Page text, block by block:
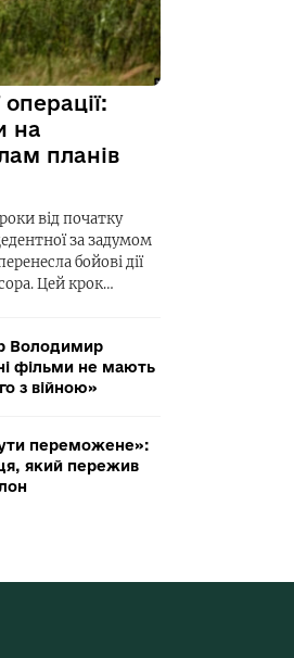
на
планів
від початку
за задумом
бойові дії
Цей крок…
Володимир
фільми не мають
з війною»
переможене»:
який пережив